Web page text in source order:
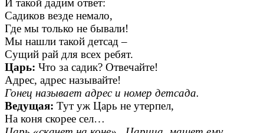
И такой дадим ответ:
Садиков везде немало,
Где мы только не бывали!
Мы нашли такой детсад –
Сущий рай для всех ребят.
Царь: Что за садик? Отвечайте!
Адрес, адрес называйте!
Гонец называет адрес и номер детсада.
Ведущая: Тут уж Царь не утерпел,
На коня скорее сел…